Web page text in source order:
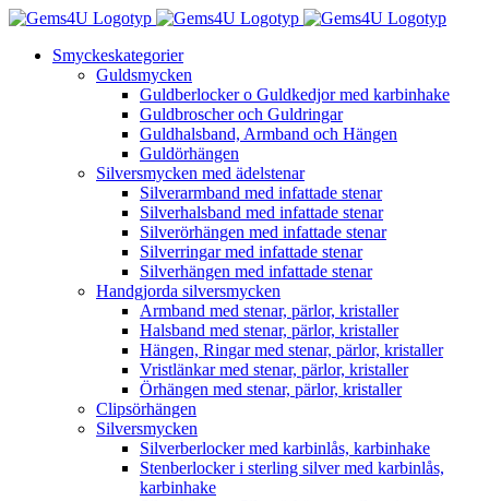
Fortsätt
innehålletSmyckeskategorier
Guldsmycken
Guldberlocker o Guldkedjor med karbinhake
Guldbroscher och Guldringar
Guldhalsband, Armband och Hängen
Guldörhängen
Silversmycken med ädelstenar
Silverarmband med infattade stenar
Silverhalsband med infattade stenar
Silverörhängen med infattade stenar
Silverringar med infattade stenar
Silverhängen med infattade stenar
Handgjorda silversmycken
Armband med stenar, pärlor, kristaller
Halsband med stenar, pärlor, kristaller
Hängen, Ringar med stenar, pärlor, kristaller
Vristlänkar med stenar, pärlor, kristaller
Örhängen med stenar, pärlor, kristaller
Clipsörhängen
Silversmycken
Silverberlocker med karbinlås, karbinhake
Stenberlocker i sterling silver med karbinlås,
karbinhake